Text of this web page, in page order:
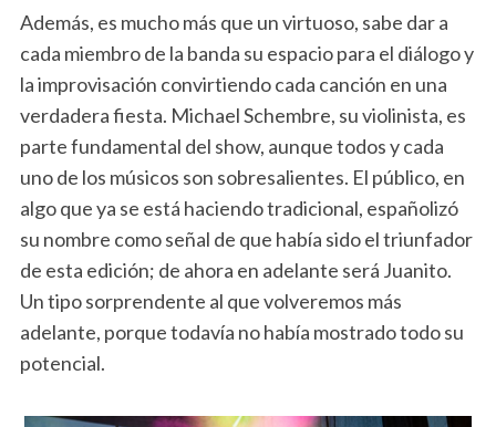
Además, es mucho más que un virtuoso, sabe dar a
cada miembro de la banda su espacio para el diálogo y
la improvisación convirtiendo cada canción en una
verdadera fiesta. Michael Schembre, su violinista, es
parte fundamental del show, aunque todos y cada
uno de los músicos son sobresalientes. El público, en
algo que ya se está haciendo tradicional, españolizó
su nombre como señal de que había sido el triunfador
de esta edición; de ahora en adelante será Juanito.
Un tipo sorprendente al que volveremos más
adelante, porque todavía no había mostrado todo su
potencial.